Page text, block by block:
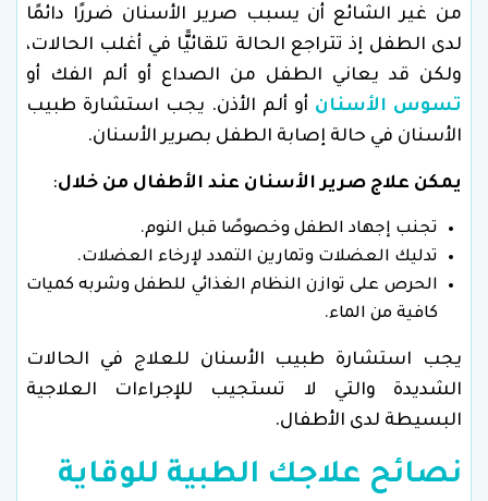
من غير الشائع أن يسبب صرير الأسنان ضررًا دائمًا
لدى الطفل إذ تتراجع الحالة تلقائيًّا في أغلب الحالات،
ولكن قد يعاني الطفل من الصداع أو ألم الفك أو
تسوس الأسنان أو ألم الأذن. يجب استشارة طبيب
الأسنان في حالة إصابة الطفل بصرير الأسنان.
يمكن علاج صرير الأسنان عند الأطفال من خلال:
تجنب إجهاد الطفل وخصوصًا قبل النوم.
تدليك العضلات وتمارين التمدد لإرخاء العضلات.
الحرص على توازن النظام الغذائي للطفل وشربه كميات
كافية من الماء.
يجب استشارة طبيب الأسنان للعلاج في الحالات
الشديدة والتي لا تستجيب للإجراءات العلاجية
البسيطة لدى الأطفال.
نصائح علاجك الطبية للوقاية